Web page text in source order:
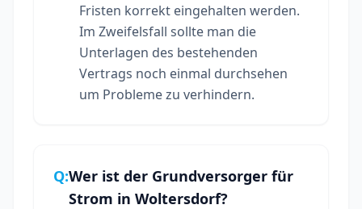
Fristen korrekt eingehalten werden.
Im Zweifelsfall sollte man die
Unterlagen des bestehenden
Vertrags noch einmal durchsehen
um Probleme zu verhindern.
Q:Wer ist der Grundversorger für
Strom in Woltersdorf?